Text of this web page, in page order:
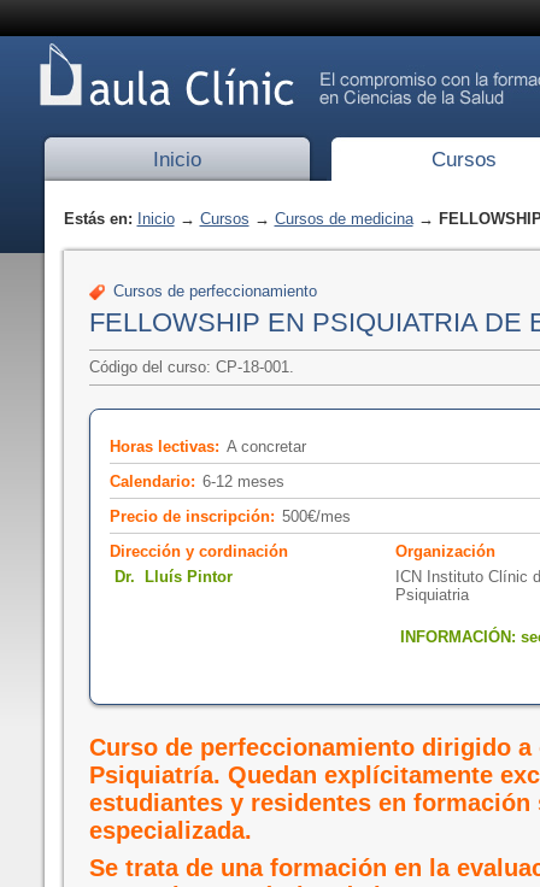
Inicio Cursos
Estás en: Inicio→ Cursos → Cursos de medicina→ FELLOWSHIP
Cursos de perfeccionamiento
FELLOWSHIP EN PSIQUIATRIA DE
Código del curso: CP-18-001.
Horas lectivas: A concretar
Calendario: 6-12 meses
Precio de inscripción: 500€/mes
Dirección y cordinación
Dr. Lluís Pintor
Organización
ICN Instituto Clínic
Psiquiatria
INFORMACIÓN:
Curso de perfeccionamiento dirigido a
Psiquiatría. Quedan explícitamente
estudiantes y residentes en formación
especializada.
Se trata de una formación en la